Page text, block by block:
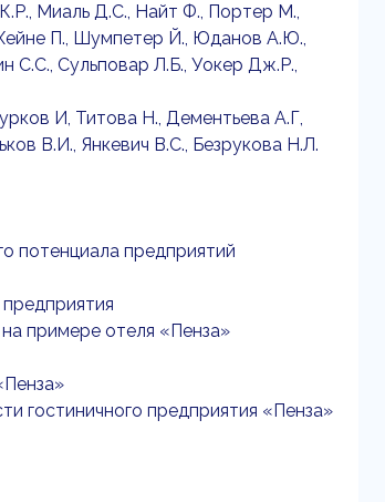
Миаль Д.С., Найт Ф., Портер М.,
П., Шумпетер Й., Юданов А.Ю.,
С.С., Сульповар Л.Б., Уокер Дж.Р.,
И, Титова Н., Дементьева А.Г,
В.И., Янкевич B.C., Безрукова Н.Л.
потенциала предприятий
примере отеля «Пенза»
гостиничного предприятия «Пенза»